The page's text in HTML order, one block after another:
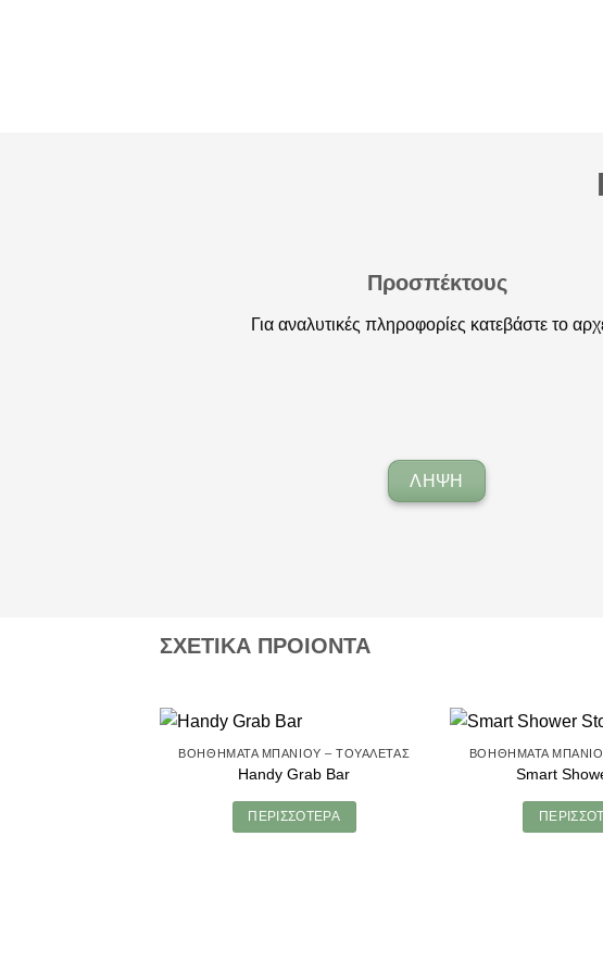
Προσπέκτους
Για αναλυτικές πληροφορίες κατεβάστε το
ΛΉΨΗ
ΣΧΕΤΙΚΑ ΠΡΟΙΟΝΤΑ
ΒΟΗΘΉΜΑΤΑ ΜΠΆΝΙΟΥ – ΤΟΥΑΛΈΤΑΣ
Handy Grab Bar
ΠΕΡΙΣΣΌΤΕΡΑ
ΒΟΗΘΉΜΑΤΑ
Smart